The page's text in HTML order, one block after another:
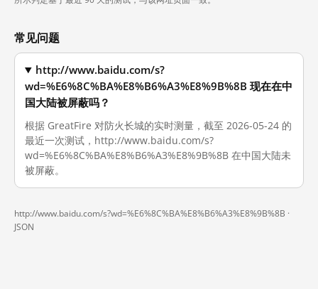
常见问题
http://www.baidu.com/s?
wd=%E6%8C%BA%E8%B6%A3%E8%9B%8B 现在在中
国大陆被屏蔽吗？
根据 GreatFire 对防火长城的实时测量，截至 2026-05-24 的
最近一次测试，http://www.baidu.com/s?
wd=%E6%8C%BA%E8%B6%A3%E8%9B%8B 在中国大陆未
被屏蔽。
http://www.baidu.com/s?wd=%E6%8C%BA%E8%B6%A3%E8%9B%8B ·
JSON